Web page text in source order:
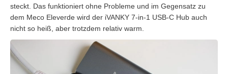
steckt. Das funktioniert ohne Probleme und im Gegensatz zu
dem Meco Eleverde wird der iVANKY 7-in-1 USB-C Hub auch
nicht so heiß, aber trotzdem relativ warm.